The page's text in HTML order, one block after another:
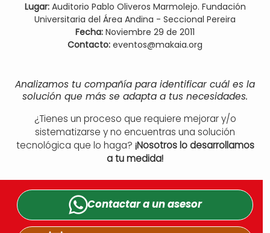
Lugar:Auditorio Pablo Oliveros Marmolejo. Fundación
Universitaria del Área Andina - Seccional Pereira
Fecha: Noviembre 29 de 2011
Contacto: eventos@makaia.org
Analizamos tu compañía para identificar cuál es la
solución que más se adapta a tus necesidades.
¿Tienes un proceso que requiere mejorar y/o
sistematizarse y no encuentras una solución
tecnológica que lo haga? ¡Nosotros lo desarrollamos
a tu medida!
Contactar a unasesor